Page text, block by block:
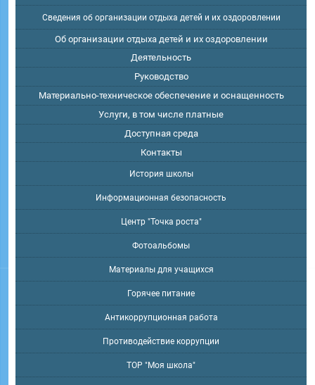
Сведения об организации отдыха детей и их оздоровлении
Об организации отдыха детей и их оздоровлении
Деятельность
Руководство
Материально-техническое обеспечение и оснащенность
Услуги, в том числе платные
Доступная среда
Контакты
История школы
Информационная безопасность
Центр "Точка роста"
Фотоальбомы
Материалы для учащихся
Горячее питание
Антикоррупционная работа
Противодействие коррупции
ТОР "Моя школа"